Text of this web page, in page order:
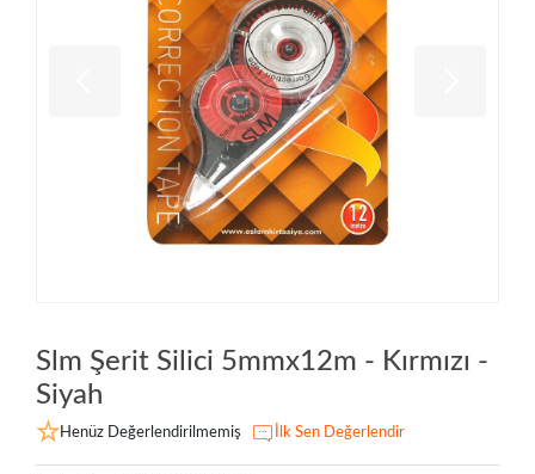
Slm Şerit Silici 5mmx12m - Kırmızı -
Siyah
Henüz Değerlendirilmemiş İlk Sen Değerlendir